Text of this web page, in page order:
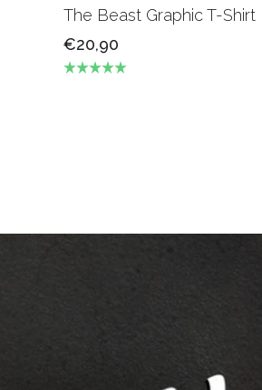
The Beast Graphic T-Shirt
€20,90